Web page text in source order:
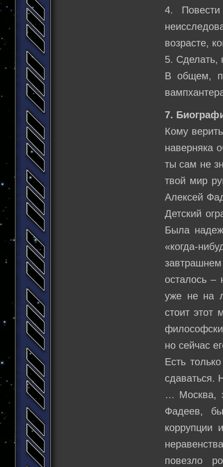
4.
возрасте,
5. Сделать,
В общем,
7.
Кому
наверняка
ты сам не
твой мир
Алексей
Детский
Была
«когда-
осталось –
уже не на
стоит этот
но сейчас
Есть
сдаваться.
… Москва,
Фадеев,
коррупции
повезло